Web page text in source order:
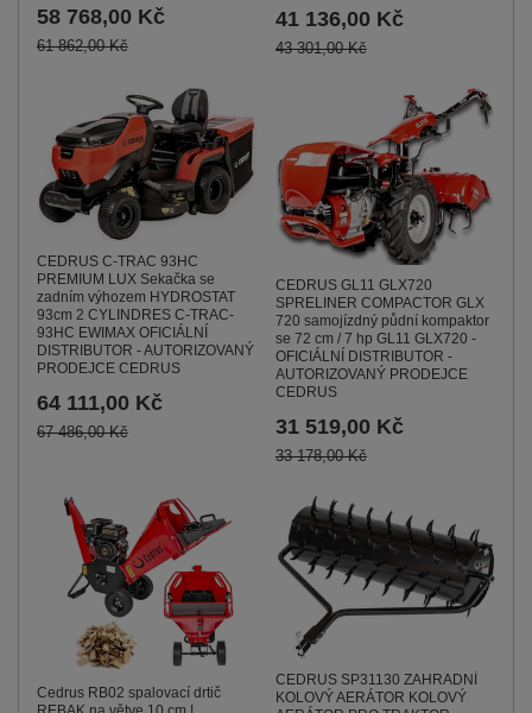
58 768,00 Kč
61 862,00 Kč
41 136,00 Kč
43 301,00 Kč
CEDRUS C-TRAC 93HC
PREMIUM LUX Sekačka se
zadním výhozem HYDROSTAT
93cm 2 CYLINDRES C-TRAC-
93HC EWIMAX OFICIÁLNÍ
DISTRIBUTOR - AUTORIZOVANÝ
PRODEJCE CEDRUS
64 111,00 Kč
67 486,00 Kč
CEDRUS GL11 GLX720
SPRELINER COMPACTOR GLX
720 samojízdný půdní kompaktor
se 72 cm / 7 hp GL11 GLX720 -
OFICIÁLNÍ DISTRIBUTOR -
AUTORIZOVANÝ PRODEJCE
CEDRUS
31 519,00 Kč
33 178,00 Kč
Cedrus RB02 spalovací drtič
CEDRUS SP31130 ZAHRADNÍ
KOLOVÝ AERÁTOR KOLOVÝ